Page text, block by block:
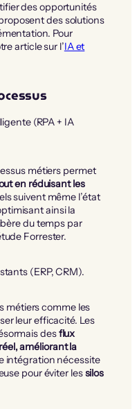
des opportunités
des solutions
Pour
article sur l’IA et
(RPA + IA
métiers permet
en réduisant les
suivent même l’état
ainsi la
du temps par
Forrester.
(ERP, CRM).
métiers comme les
leur efficacité. Les
desflux
améliorant la
intégration nécessite
pour éviter lessilos